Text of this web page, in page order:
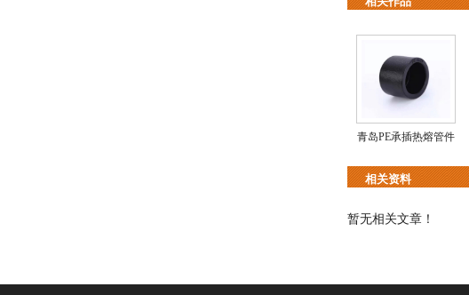
青岛PE承插热熔管件
相关资料
暂无相关文章！